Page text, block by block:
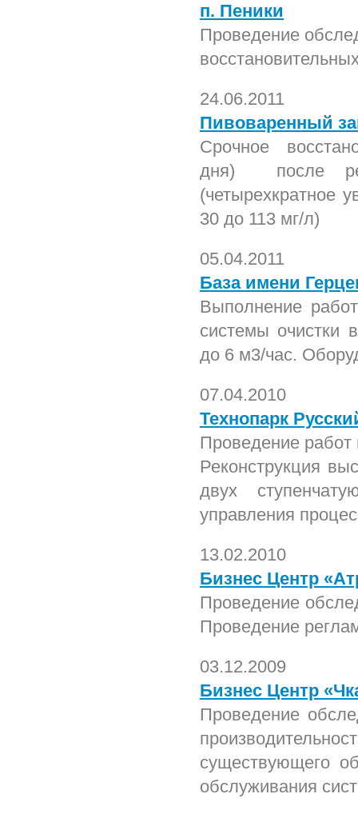
п. Пеники
Проведение
24.06.2011
Пивоваренный
Срочное
дня) после
(четырехкратное
30 до 113 мг/л)
05.04.2011
База имени
Выполнение
системы очистки
до 6 м3/час.
07.04.2010
Технопарк
Проведение
Реконструкция
двух
управления
13.02.2010
Бизнес Центр
Проведение
Проведение
03.12.2009
Бизнес Центр
Проведение
существующего
обслуживания